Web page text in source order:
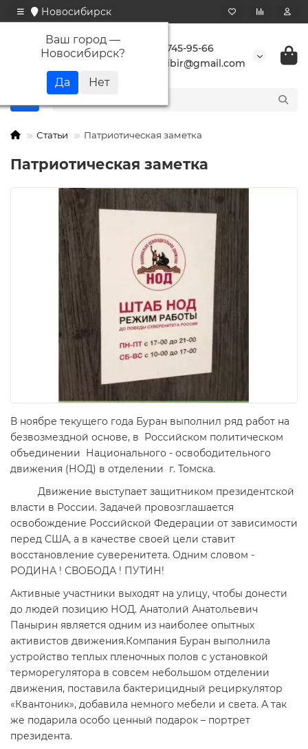
Новосибирск
Ваш город —
Новосибирск?
+7 923 745-95-66
buransibir@gmail.com
Статьи Патриотическая заметка
Патриотическая заметка
В ноябре текущего года Буран выполнил ряд работ на
безвозмездной основе, в Российском политическом
объединении Национального - освободительного
движения (НОД) в отделении г. Томска.
Движение выступает защитником президентской
власти в России. Задачей провозглашается
освобождение Российской Федерации от зависимости
перед США, а в качестве своей цели ставит
восстановление суверенитета. Одним словом -
РОДИНА ! СВОБОДА ! ПУТИН!
Активные участники выходят на улицу, чтобы донести
до людей позицию НОД. Анатолий Анатольевич
Панырин является одним из наиболее опытных
активистов движения.Компания Буран выполнила
устройство теплых пленочных полов с установкой
терморегулятора в совсем небольшом отделении
движения, поставила бактерицидный рециркулятор
«Квантоник», добавила немного мебели и света. А так
же подарила особо ценный подарок – портрет
президента.